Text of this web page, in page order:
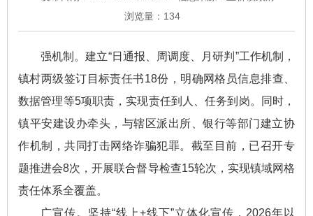
浏览量： 134
强机制。建立“日通报、周调度、月研判”工作机制，
镇村两级签订目标责任书18份，明确网格员信息排查、
数据管理等5项职责，实现责任到人、任务到岗。同时，
镇平安建设办牵头，与辖区派出所、银行等部门建立协
作机制，共同打击网络诈骗犯罪。截至目前，已召开专
题推进会8次，开展联合督导检查15轮次，实现镇域网格
责任体系全覆盖。
广宣传。坚持“线上+线下”立体化宣传，2026年以